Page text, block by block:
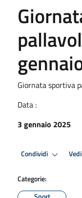
Giornata sportiva
Data :
3 gennaio 2025
Condividi
Categorie: